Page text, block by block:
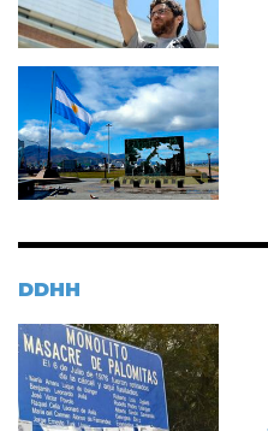
Imagen
DDHH
Imagen